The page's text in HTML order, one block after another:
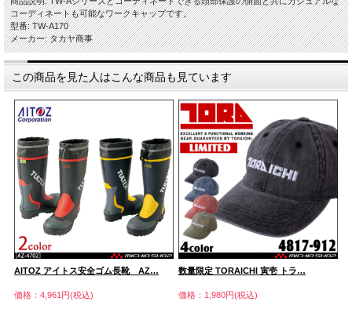
コーディネートも可能なワークキャップです。
型番: TW-A170
メーカー: タカヤ商事
この商品を見た人はこんな商品も見ています
AITOZ アイトス安全ゴム長靴 AZ…
価格：4,961円(税込)
数量限定 TORAICHI 寅壱 トラ…
価格：1,980円(税込)